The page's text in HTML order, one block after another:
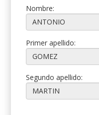
Nombre:
Primer apellido:
Segundo apellido: